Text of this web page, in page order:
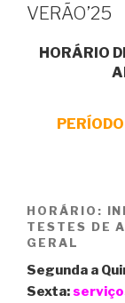
VERÃO’25
HORÁRIO
HORÁRIO:
TESTES DE
GERAL
Segunda a
Sexta: